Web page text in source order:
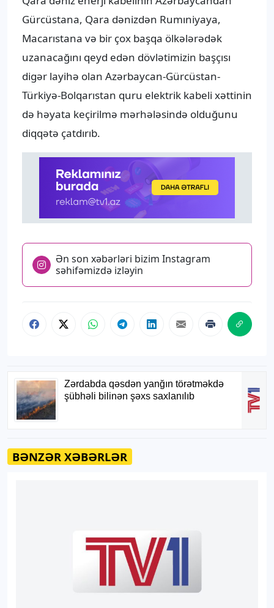
Gürcüstana, Qara dənizdən Rumıniyaya,
Macarıstana və bir çox başqa ölkələrədək
uzanacağını qeyd edən dövlətimizin başçısı
digər layihə olan Azərbaycan-Gürcüstan-
Türkiyə-Bolqarıstan quru elektrik kabeli xəttinin
də həyata keçirilmə mərhələsində olduğunu
diqqətə çatdırıb.
Ən son xəbərləri bizim Instagram
səhifəmizdə izləyin
BƏNZƏR XƏBƏRLƏR